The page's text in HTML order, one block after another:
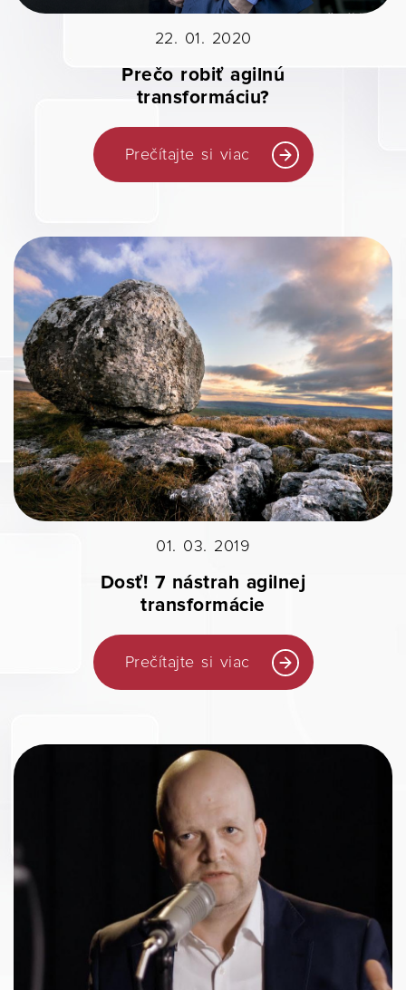
22. 01. 2020
Prečo robiť agilnú
transformáciu?
Prečítajte si viac
01. 03. 2019
Dosť! 7 nástrah agilnej
transformácie
Prečítajte si viac